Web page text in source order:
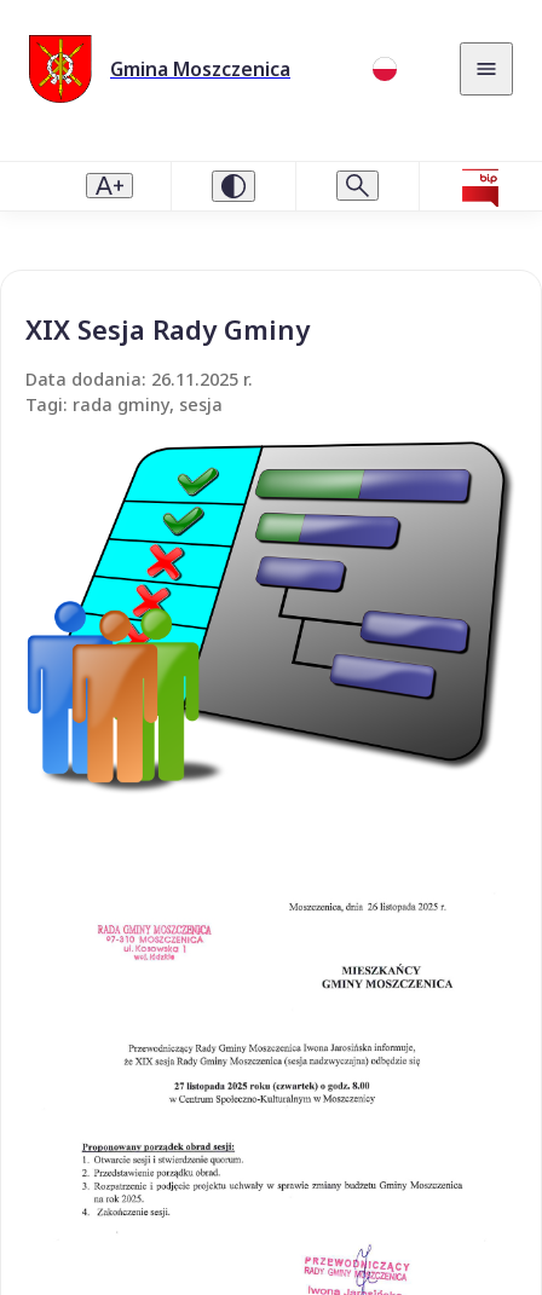
Gmina Moszczenica
XIX Sesja Rady Gminy
Data dodania: 26.11.2025 r.
Tagi: rada gminy, sesja